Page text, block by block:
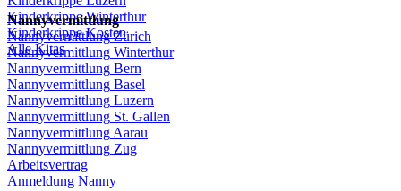
KinderkrippeWinterthur
Kinderkrippe Kosten
Alle Kitas
Nannyvermittlung
Nannyvermittlung Zürich
Nannyvermittlung Winterthur
Nannyvermittlung Bern
Nannyvermittlung Basel
Nannyvermittlung Luzern
Nannyvermittlung St. Gallen
Nannyvermittlung Aarau
Nannyvermittlung Zug
Arbeitsvertrag
Anmeldung Nanny